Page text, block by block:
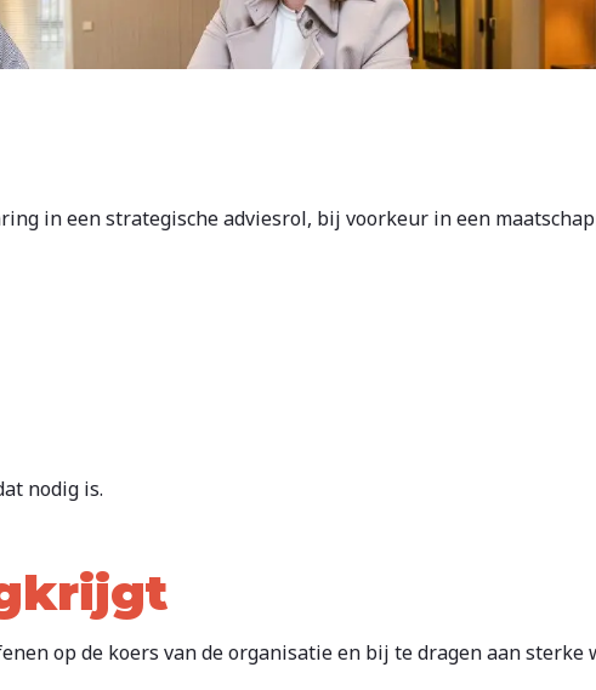
in een strategische adviesrol, bij voorkeur in een
nodig is.
op de koers van de organisatie en bij te dragen aan